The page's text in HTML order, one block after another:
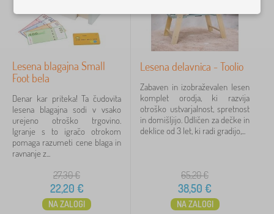
delavnica
3
igra
operacija
1
reševanje postaja
1
Odločnost
za dekleta
Lesena blagajna Small
Foot bela
Denar kar priteka! Ta čudovita
lesena blagajna sodi v vsako
urejeno otroško trgovino.
Igranje s to igračo otrokom
pomaga razumeti cene blaga in
ravnanje z...
27,30€
22,20 €
NA ZALOGI
Lesena delavnica - Toolio
Zabaven in izobraževalen lesen
komplet orodja, ki razvija
otroško ustvarjalnost, spretnost
in domišljijo. Odličen za dečke in
deklice od 3 let, ki radi gradijo,...
65,20€
38,50 €
NA ZALOGI